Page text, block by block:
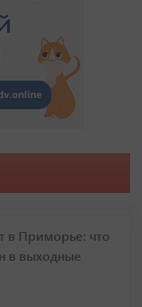
в Приморье: что
в выходные